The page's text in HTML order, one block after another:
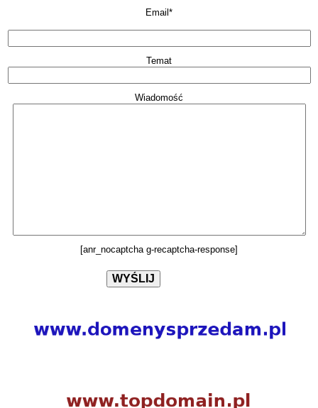
Email*
Temat
Wiadomość
[anr_nocaptcha g-recaptcha-response]